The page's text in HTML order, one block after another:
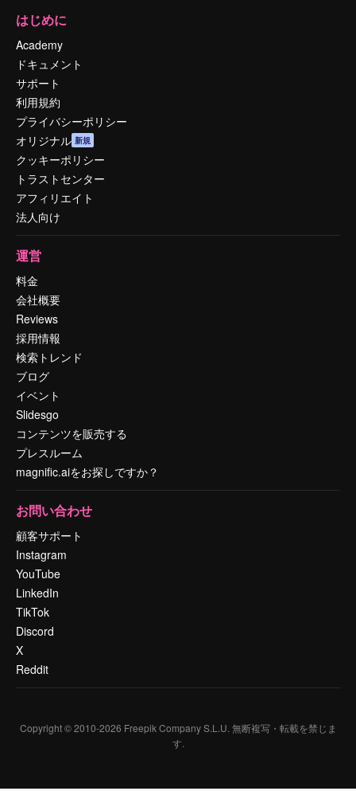
はじめに
Academy
ドキュメント
サポート
利用規約
プライバシーポリシー
オリジナル 新規
クッキーポリシー
トラストセンター
アフィリエイト
法人向け
運営
料金
会社概要
Reviews
採用情報
検索トレンド
ブログ
イベント
Slidesgo
コンテンツを販売する
プレスルーム
magnific.aiをお探しですか？
お問い合わせ
顧客サポート
Instagram
YouTube
LinkedIn
TikTok
Discord
X
Reddit
Copyright © 2010-2026 Freepik Company S.L.U. 無断複写・転載を禁じま
す.